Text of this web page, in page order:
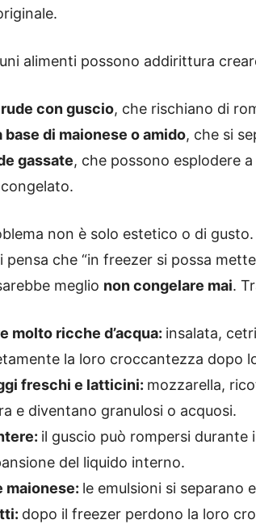
alimenti possono addirittura
con guscio, che rischiano di
base di maionese o amido, che si
gassate, che possono esplodere
non è solo estetico o di
pensa che “in freezer si possa
meglio non congelare mai.
molto ricche d’acqua: insalata,
la loro croccantezza dopo
freschi e latticini: mozzarella,
e diventano granulosi o acquosi.
il guscio può rompersi durante
del liquido interno.
maionese: le emulsioni si separano
dopo il freezer perdono la loro